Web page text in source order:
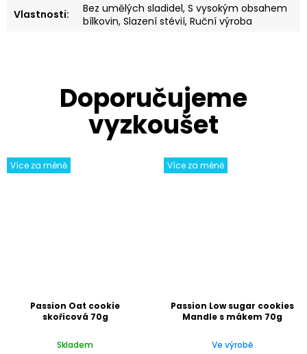
Více za méně
Passion Oat cookie
skořicová 70g
Skladem
Více za méně
Passion Low sugar cookies
Mandle s mákem 70g
Ve výrobě
Vlastnosti:
Bez umělých sladidel, S vysokým obsahem
bílkovin, Slazení stévií, Ruční výroba